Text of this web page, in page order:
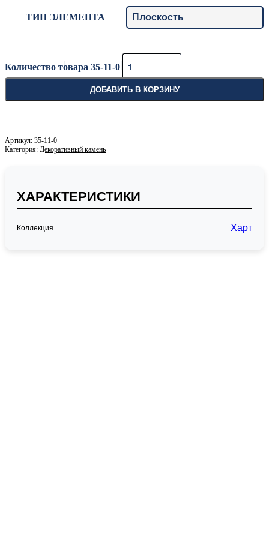
ТИП ЭЛЕМЕНТА
Количество товара 35-11-0
ДОБАВИТЬ В КОРЗИНУ
35-11-0
Категория: Декоративный камень
ХАРАКТЕРИСТИКИ
Коллекция Харт